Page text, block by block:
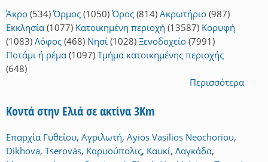
Άκρο (534) Όρμος (1050) Όρος (814) Ακρωτήριο (987)
Εκκλησία (1077) Κατοικημένη περιοχή (13587) Κορυφή
(1083) Λόφος (468) Νησί (1028) Ξενοδοχείο (7991)
Ποτάμι ή ρέμα (1097) Τμήμα κατοικημένης περιοχής
(648)
Περισσότερα
Κοντά στην Ελιά σε ακτίνα 3Km
Επαρχία Γυθείου, Αγριλωτή, Ayios Vasilios Neochoriou,
Dikhova, Tserovás, Καρυούπολις, Καυκί, Λαγκάδα,